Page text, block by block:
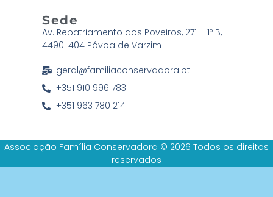
Sede
Av. Repatriamento dos Poveiros, 271 – 1º B,
4490-404 Póvoa de Varzim
geral@familiaconservadora.pt
+351 910 996 783
+351 963 780 214
Associação Família Conservadora © 2026 Todos os direitos
reservados